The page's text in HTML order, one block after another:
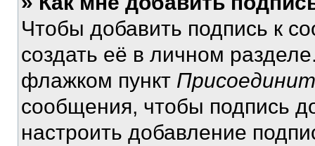
Чтобы добавить подпись к
создать её в личном
флажком пункт
сообщения, чтобы подпись
настроить добавление